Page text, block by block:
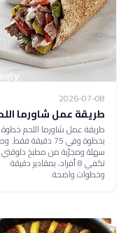
2026-07-08
طريقة عمل شاورما
طريقة عمل شاورما اللحم خطوة
بخطوة وفي 75 دقيقة
سهلة ومجرّبة من مطبخ دلوقتي
تكفي 8 أفراد، بمقادير دقيقة
وخطوات واضحة.